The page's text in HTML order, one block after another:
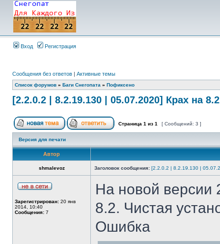
Вход Регистрация
Сообщения без ответов | Активные темы
Список форумов » Баги Снегопата » Пофиксено
[2.2.0.2 | 8.2.19.130 | 05.07.2020] Крах на 8.2
Страница 1 из 1 [ Сообщений: 3 ]
Версия для печати
Автор
shmalevoz Заголовок сообщения: [2.2.0.2 | 8.2.19.130 |
Зарегистрирован: 20 янв
2014, 10:40
Сообщения: 7
На новой версии
8.2. Чистая
Ошибка